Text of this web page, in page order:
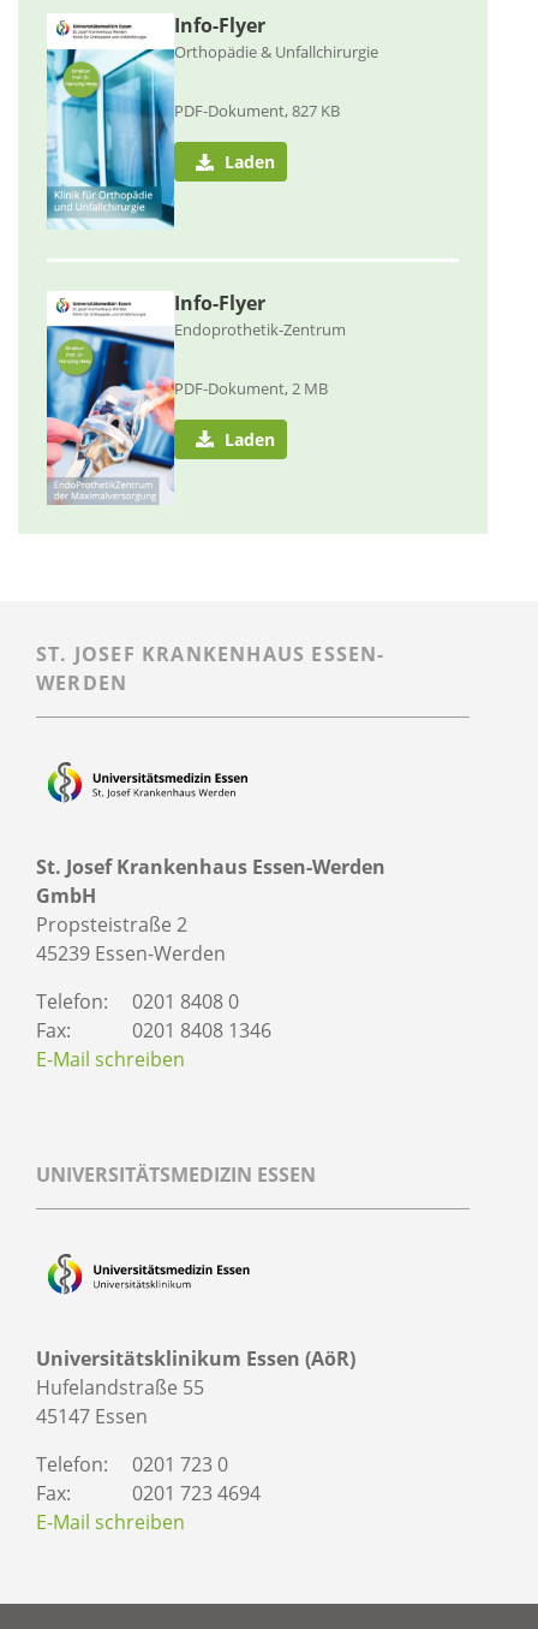
Info-Flyer
Orthopädie & Unfallchirurgie
PDF-Dokument, 827 KB
Laden
Info-Flyer
Endoprothetik-Zentrum
PDF-Dokument, 2 MB
Laden
ST. JOSEF KRANKENHAUS ESSEN-
WERDEN
St. Josef Krankenhaus Essen-Werden
GmbH
Propsteistraße 2
45239 Essen-Werden
Telefon:
0201 8408 0
Fax:
0201 8408 1346
E-Mail schreiben
UNIVERSITÄTSMEDIZIN ESSEN
Universitätsklinikum Essen (AöR)
Hufelandstraße 55
45147 Essen
Telefon:
0201 723 0
Fax:
0201 723 4694
E-Mail schreiben